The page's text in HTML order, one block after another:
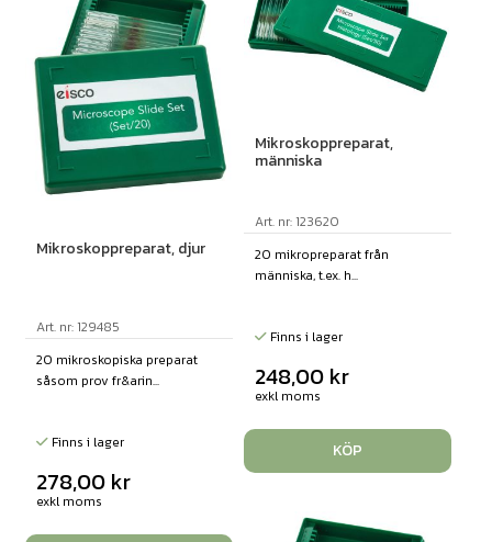
Mikroskoppreparat, djur
Art. nr: 129485
20 mikroskopiska preparat
såsom prov fr&arin...
Finns i lager
278,00 kr
exkl moms
Mikroskoppreparat,
människa
Art. nr: 123620
20 mikropreparat från
människa, t.ex. h...
Finns i lager
248,00 kr
exkl moms
KÖP